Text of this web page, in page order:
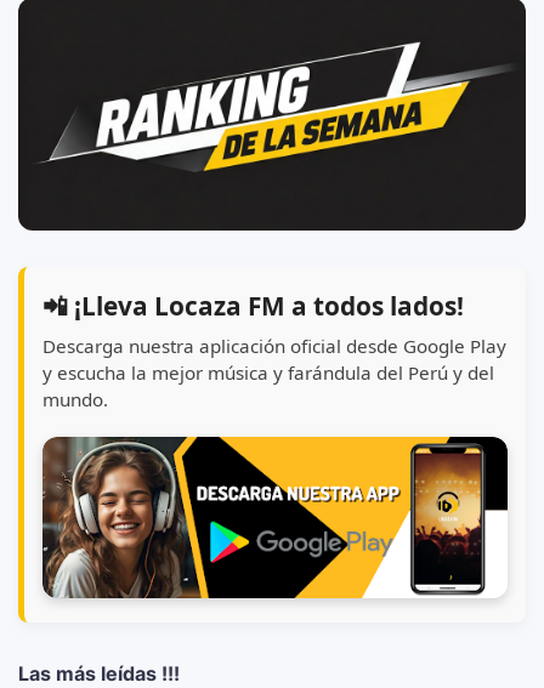
📲 ¡Lleva Locaza FM a todos lados!
Descarga nuestra aplicación oficial desde Google Play
y escucha la mejor música y farándula del Perú y del
mundo.
Las más leídas !!!